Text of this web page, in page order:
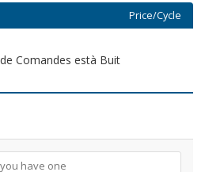
Price/Cycle
Comandes està Buit